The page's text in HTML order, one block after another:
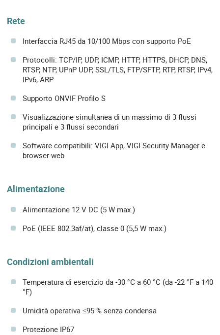
Rete
Interfaccia RJ45 da 10/100 Mbps con supporto PoE
Protocolli: TCP/IP, UDP, ICMP, HTTP, HTTPS, DHCP, DNS,
RTSP, NTP, UPnP UDP, SSL/TLS, FTP/SFTP, RTP, RTSP, IPv4,
IPv6, ARP
Supporto ONVIF Profilo S
Visualizzazione simultanea di un massimo di 3 flussi
principali e 3 flussi secondari
Software compatibili: VIGI App, VIGI Security Manager e
browser web
Alimentazione
Alimentazione 12 V DC (5 W max.)
PoE (IEEE 802.3af/at), classe 0 (5,5 W max.)
Condizioni ambientali
Temperatura di esercizio da -30 °C a 60 °C (da -22 °F a 140
°F)
Umidità operativa ≤95 % senza condensa
Protezione IP67